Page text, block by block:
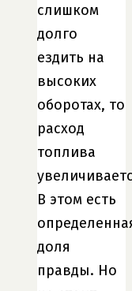
слишком
долго
ездить на
высоких
оборотах, то
расход
топлива
В этом есть
доля
правды. Но